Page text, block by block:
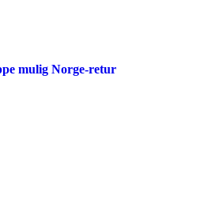
mulig Norge-retur